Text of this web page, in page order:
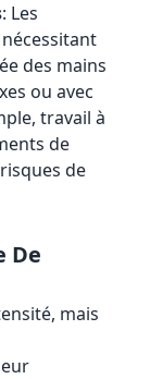
: Les
des mains
ou avec
travail à
de
de
De
mais